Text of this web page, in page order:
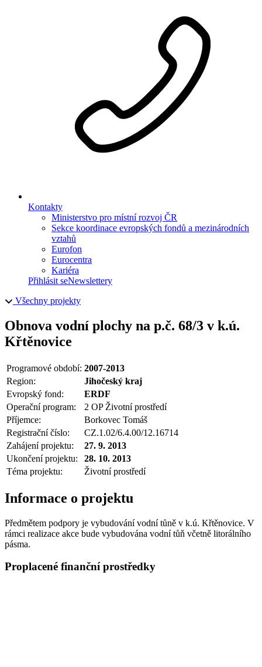
Kontakty
Ministerstvo pro místní rozvoj ČR
Sekce koordinace evropských fondů a mezinárodních
vztahů
Eurofon
Eurocentra
Kariéra
Přihlásit seNewslettery
Všechny projekty
Obnova vodní plochy na p.č. 68/3 v k.ú.
Křtěnovice
Programové období: 2007-2013
Region:
Jihočeský kraj
Evropský fond:
ERDF
Operační program:
2 OP Životní prostředí
Příjemce:
Borkovec Tomáš
Registrační číslo:
CZ.1.02/6.4.00/12.16714
Zahájení projektu:
27. 9. 2013
Ukončení projektu:
28. 10. 2013
Téma projektu:
Životní prostředí
Informace o projektu
Předmětem podpory je vybudování vodní tůně v k.ú. Křtěnovice. V
rámci realizace akce bude vybudována vodní tůň včetně litorálního
pásma.
Proplacené finanční prostředky